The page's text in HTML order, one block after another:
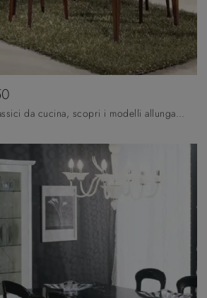
Se desideri tavoli classici da cucina, scopri i modelli allungabili di Fratelli Mirandola: clicca e scopri il modello Art 610 Anni 50 in legno.